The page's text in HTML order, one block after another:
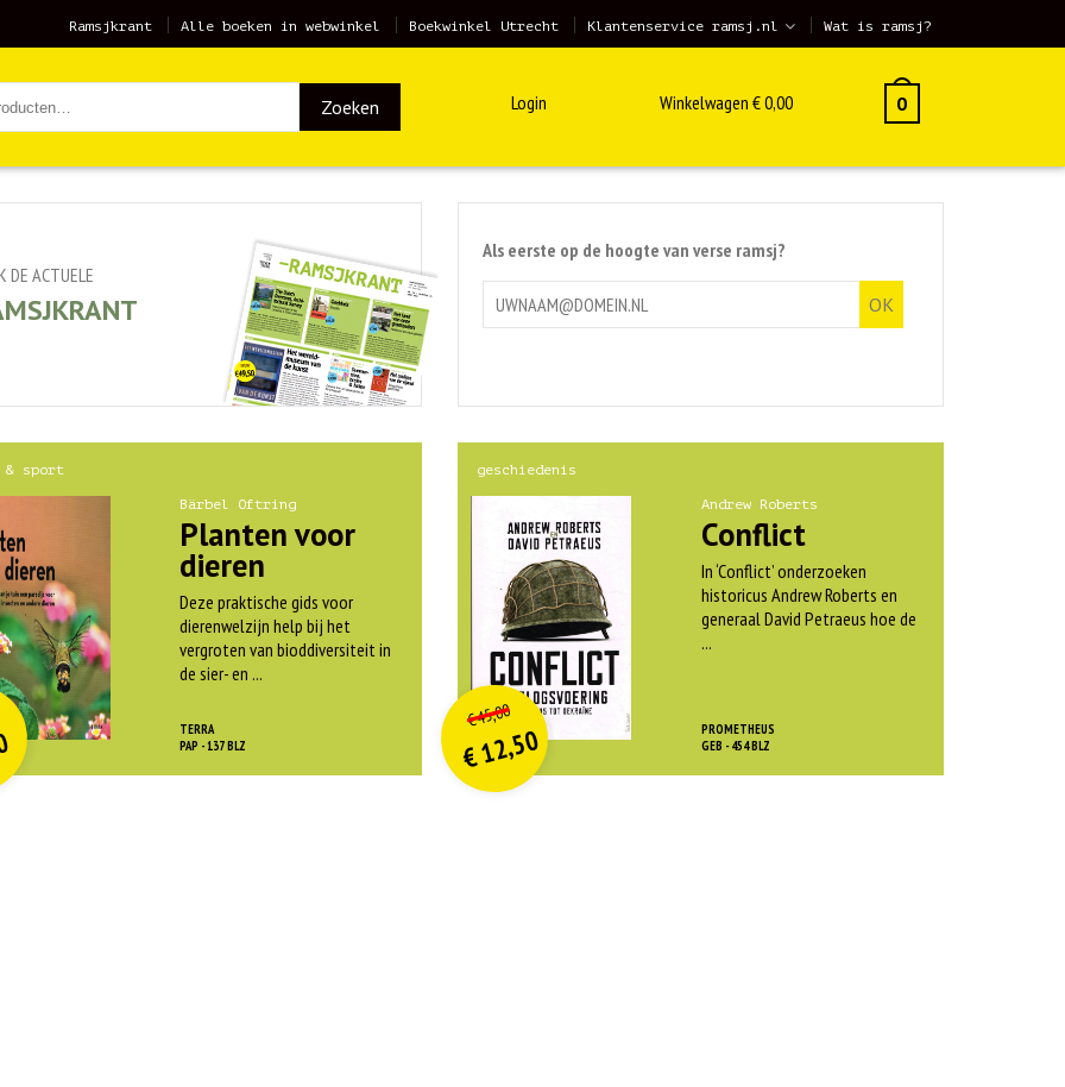
Ramsjkrant Alle boeken in webwinkel Boekwinkel Utrecht Klantenservice ramsj.nl Wat is ramsj?
Zoeken Login Winkelwagen €0,00 0
DE ACTUELE
Als eerste op de hoogte van verse ramsj?
& sport
Bärbel Oftring
Planten voor
dieren
Deze praktische gids voor
dierenwelzijn help bij het
vergroten van bioddiversiteit in
de sier- en ...
TERRA
PAP - 137 BLZ
€ 21,99.
€ 9,90.
geschiedenis
Andrew Roberts
Conflict
In ‘Conflict’ onderzoeken
historicus Andrew Roberts en
generaal David Petraeus hoe de
...
PROMETHEUS
GEB - 454 BLZ
€45,00O
orspr
onkelijke
prijs
was:
€ 45,00.
€12,50
Huidige
prijs
is:€ 12,50.